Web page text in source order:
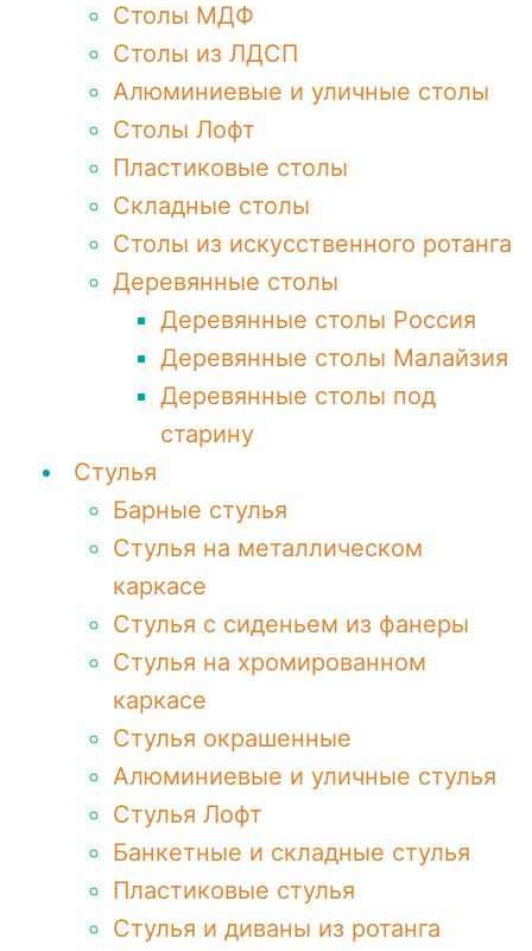
Столы МДФ
Столы из ЛДСП
Алюминиевые и уличные столы
Столы Лофт
Пластиковые столы
Складные столы
Столы из искусственного ротанга
Деревянные столы
Деревянные столы Россия
Деревянные столы Малайзия
Деревянные столы под
старину
Стулья
Барные стулья
Стулья на металлическом
каркасе
Стулья с сиденьем из фанеры
Стулья на хромированном
каркасе
Стулья окрашенные
Алюминиевые и уличные стулья
Стулья Лофт
Банкетные и складные стулья
Пластиковые стулья
Стулья и диваны из ротанга